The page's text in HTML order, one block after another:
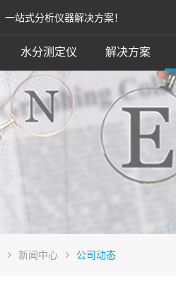
一站式分析仪器解决方案！
水分测定仪 解决方案
新闻中心 公司动态